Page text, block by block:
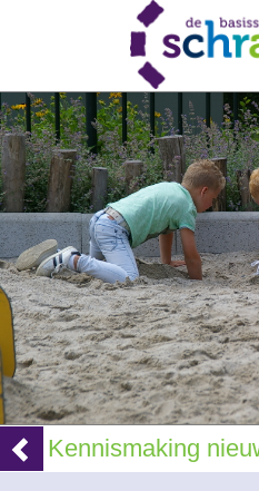
Kennismaking